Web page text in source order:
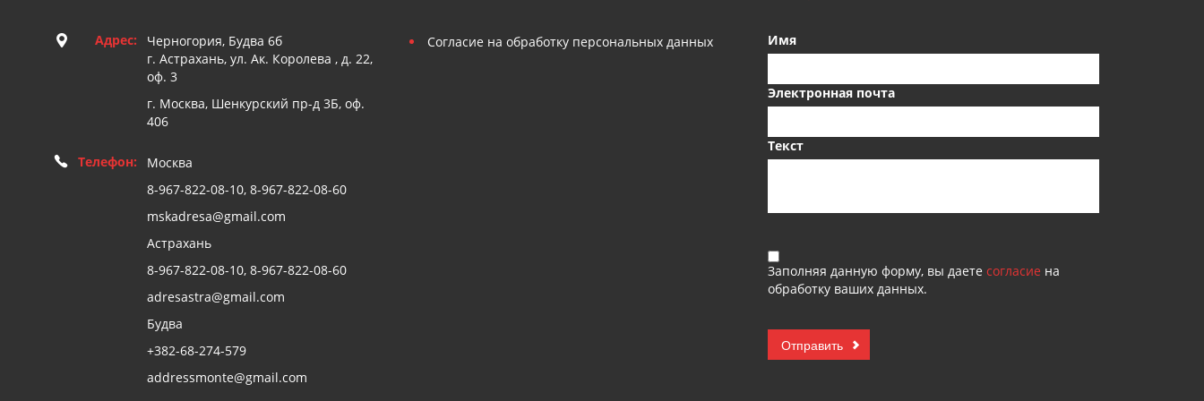
Адрес:
Черногория, Будва 6б
г. Астрахань, ул. Ак. Королева , д. 22,
оф. 3
г. Москва, Шенкурский пр-д 3Б, оф.
406
Телефон:
Москва
8-967-822-08-10, 8-967-822-08-60
mskadresa@gmail.com
Астрахань
8-967-822-08-10, 8-967-822-08-60
adresastra@gmail.com
Будва
+382-68-274-579
addressmonte@gmail.com
Согласие на обработку персональных данных Имя
Электронная почта
Текст
Заполняя данную форму, вы даете согласие на
обработку ваших данных.